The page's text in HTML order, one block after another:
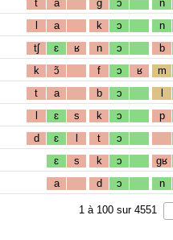
t a g ɔ n
l a k ɔ n
tʃ ɛ ʁ n ɔ b
k ɔ̃ f ɔ ʁ m
t a b ɔ l
l ɛ s k ɔ p
d ɛ l t ɔ
ɛ s k ɔ gʁ
a d ɔ n
1 à 100 sur 4551